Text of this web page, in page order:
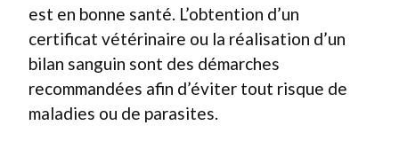
est en bonne santé. L’obtention d’un
certificat vétérinaire ou la réalisation d’un
bilan sanguin sont des démarches
recommandées afin d’éviter tout risque de
maladies ou de parasites.